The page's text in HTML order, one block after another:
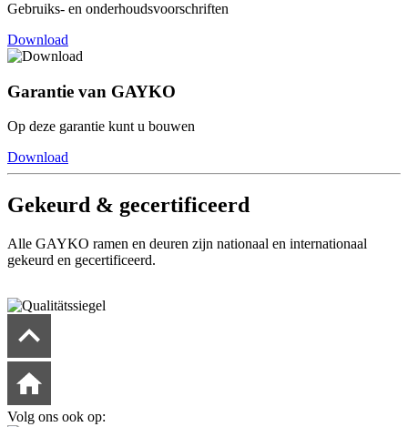
Gebruiks- en onderhoudsvoorschriften
Download
Garantie van GAYKO
Op deze garantie kunt u bouwen
Download
Gekeurd & gecertificeerd
Alle GAYKO ramen en deuren zijn nationaal en internationaal
gekeurd en gecertificeerd.
Volg ons ook op: